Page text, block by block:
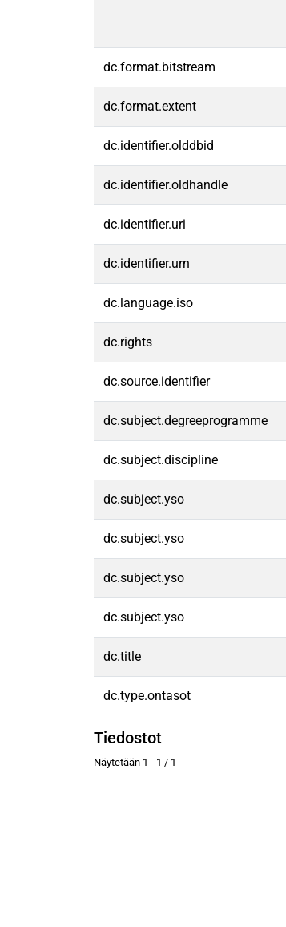
dc.format.bitstream
dc.format.extent
dc.identifier.olddbid
dc.identifier.oldhandle
dc.identifier.uri
dc.identifier.urn
dc.language.iso
dc.rights
dc.source.identifier
dc.subject.degreeprogramme
dc.subject.discipline
dc.subject.yso
dc.subject.yso
dc.subject.yso
dc.subject.yso
dc.title
dc.type.ontasot
Tiedostot
Näytetään 1 - 1 / 1